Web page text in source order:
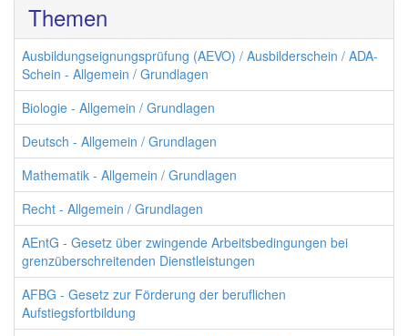
Themen
Ausbildungseignungsprüfung (AEVO) / Ausbilderschein / ADA-
Schein - Allgemein / Grundlagen
Biologie - Allgemein / Grundlagen
Deutsch - Allgemein / Grundlagen
Mathematik - Allgemein / Grundlagen
Recht - Allgemein / Grundlagen
AEntG - Gesetz über zwingende Arbeitsbedingungen bei
grenzüberschreitenden Dienstleistungen
AFBG - Gesetz zur Förderung der beruflichen
Aufstiegsfortbildung